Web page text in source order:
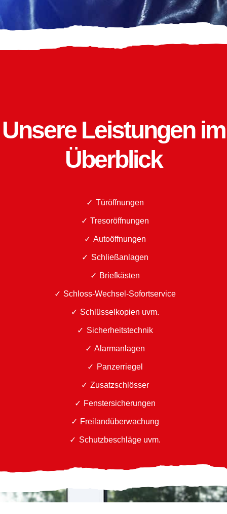
Unsere Leistungen im
Überblick
Türöffnungen
Tresoröffnungen
Autoöffnungen
Schließanlagen
Briefkästen
Schloss-Wechsel-Sofortservice
Schlüsselkopien uvm.
Sicherheitstechnik
Alarmanlagen
Panzerriegel
Zusatzschlösser
Fenstersicherungen
Freilandüberwachung
Schutzbeschläge uvm.